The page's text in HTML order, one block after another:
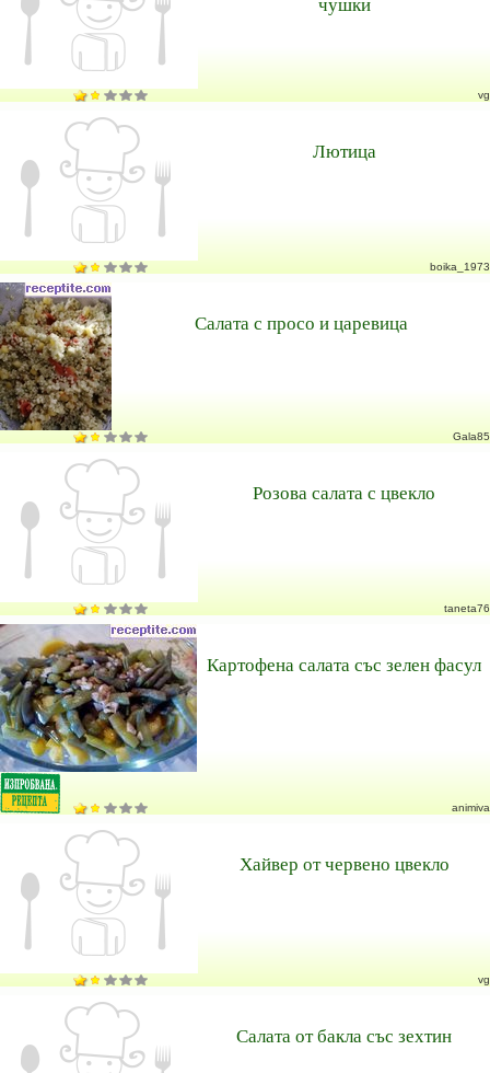
vg
Лютица
boika_1973
Салата с просо и царевица
Gala85
Розова салата с цвекло
taneta76
Картофена салата със зелен фасул
animiva
Хайвер от червено цвекло
vg
Салата от бакла със зехтин